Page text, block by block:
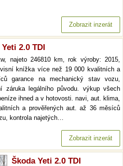
Zobrazit inzerát
2.0 TDI
najeto 246810 km, rok výroby: 2015,
knížka více než 19 000 kvalitních a
garance na mechanický stav vozu,
záruka legálního původu. výkup všech
ihned a v hotovosti. navi, aut. klima,
a prověřených aut. až 36 měsíců
kontrola najetých…
Zobrazit inzerát
Škoda Yeti 2.0 TDI